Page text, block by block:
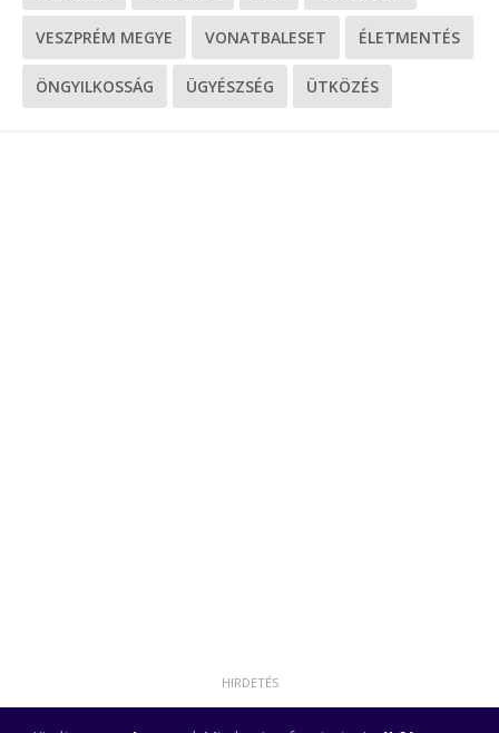
VESZPRÉM MEGYE VONATBALESET ÉLETMENTÉS
ÖNGYILKOSSÁG ÜGYÉSZSÉG ÜTKÖZÉS